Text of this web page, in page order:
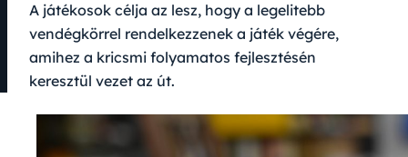
A játékosok célja az lesz, hogy a legelitebb
vendégkörrel rendelkezzenek a játék végére,
amihez a kricsmi folyamatos fejlesztésén
keresztül vezet az út.